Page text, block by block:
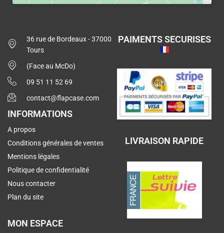
36 rue de Bordeaux - 37000
Tours
(Face au McDo)
09 51 11 52 69
contact@flapcase.com
INFORMATIONS
A propos
Conditions générales de ventes
Mentions légales
Politique de confidentialité
Nous contacter
Plan du site
MON ESPACE
PAIMENTS SECURISES
LIVRAISON RAPIDE